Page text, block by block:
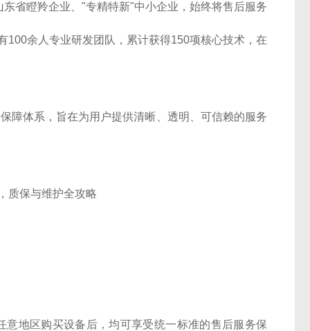
东省瞪羚企业、"专精特新"中小企业，始终将售后服务
余人专业研发团队，累计获得150项核心技术，在
障体系，旨在为用户提供清晰、透明、可信赖的服务
地区购买设备后，均可享受统一标准的售后服务保